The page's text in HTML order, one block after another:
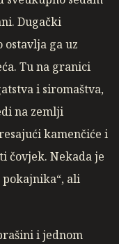
Dugački
ga uz
Tu na granici
i siromaštva,
na zemlji
kamenčiće i
čovjek. Nekada je
ali
i jednom